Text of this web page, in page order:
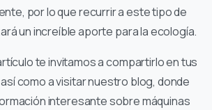
por lo que recurrir a este tipo de
un increíble aporte para la ecología.
te invitamos a compartirlo en tus
como a visitar nuestro blog, donde
interesante sobre máquinas